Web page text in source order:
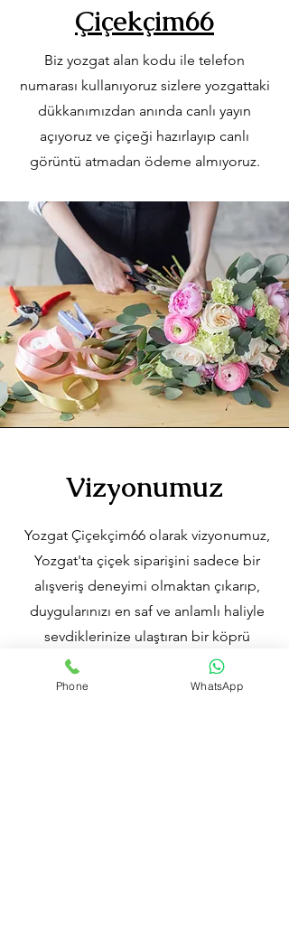
Çiçekçim66
Biz yozgat alan kodu ile telefon
numarası kullanıyoruz sizlere yozgattaki
dükkanımızdan anında canlı yayın
açıyoruz ve çiçeği hazırlayıp canlı
görüntü atmadan ödeme almıyoruz.
Vizyonumuz
Yozgat Çiçekçim66 olarak vizyonumuz,
Yozgat'ta çiçek siparişini sadece bir
alışveriş deneyimi olmaktan çıkarıp,
duygularınızı en saf ve anlamlı haliyle
sevdiklerinize ulaştıran bir köprü
olmaktır. Her bütçeye uygun, taze ve
göz alıcı çiçeklerle, özel günlerinizde
Phone WhatsApp